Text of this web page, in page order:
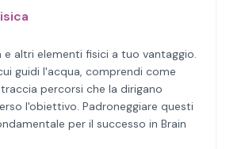
e altri elementi fisici a tuo vantaggio.
guidi l'acqua, comprendi come
percorsi che la dirigano
l'obiettivo. Padroneggiare questi
per il successo in Brain